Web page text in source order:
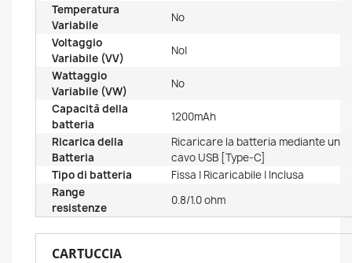
Temperatura
Variabile
No
Voltaggio
Variabile (VV)
No|
Wattaggio
Variabile (VW)
No
Capacità della
batteria
1200mAh
Ricarica della
Batteria
Ricaricare la batteria mediante un
cavo USB [Type-C]
Tipo di batteria
Fissa | Ricaricabile | Inclusa
Range
resistenze
0.8/1.0 ohm
CARTUCCIA